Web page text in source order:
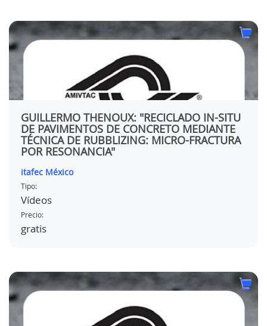
GUILLERMO THENOUX: "RECICLADO IN-SITU
DE PAVIMENTOS DE CONCRETO MEDIANTE
TÉCNICA DE RUBBLIZING: MICRO-FRACTURA
POR RESONANCIA"
itafec México
Tipo:
Vídeos
Precio:
gratis